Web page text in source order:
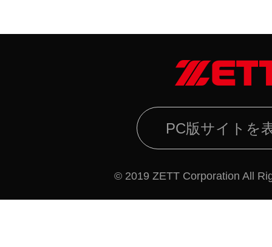
PC版サイトを
© 2019 ZETT Corporation All